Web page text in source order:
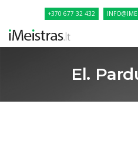
+370 677 32 432
El.